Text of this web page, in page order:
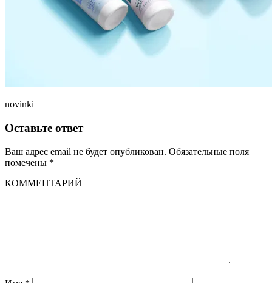
novinki
Оставьте ответ
Ваш адрес email не будет опубликован. Обязательные поля
помечены *
КОММЕНТАРИЙ